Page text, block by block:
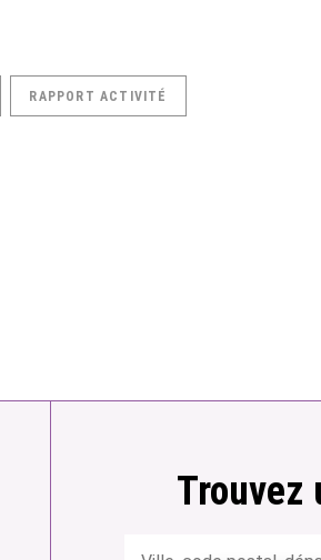
RAPPORT ACTIVITÉ